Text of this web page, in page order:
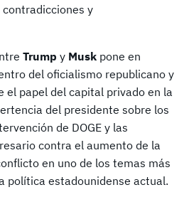
y
Trump y Musk pone en
del oficialismo republicano y
el papel del capital privado en la
del presidente sobre los
de DOGE y las
contra el aumento de la
en uno de los temas más
política estadounidense actual.